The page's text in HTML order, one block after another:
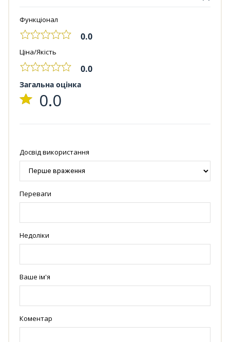
Функціонал
0.0
Ціна/Якість
0.0
Загальна оцінка
0.0
Досвід використання
Переваги
Недоліки
Ваше ім'я
Коментар